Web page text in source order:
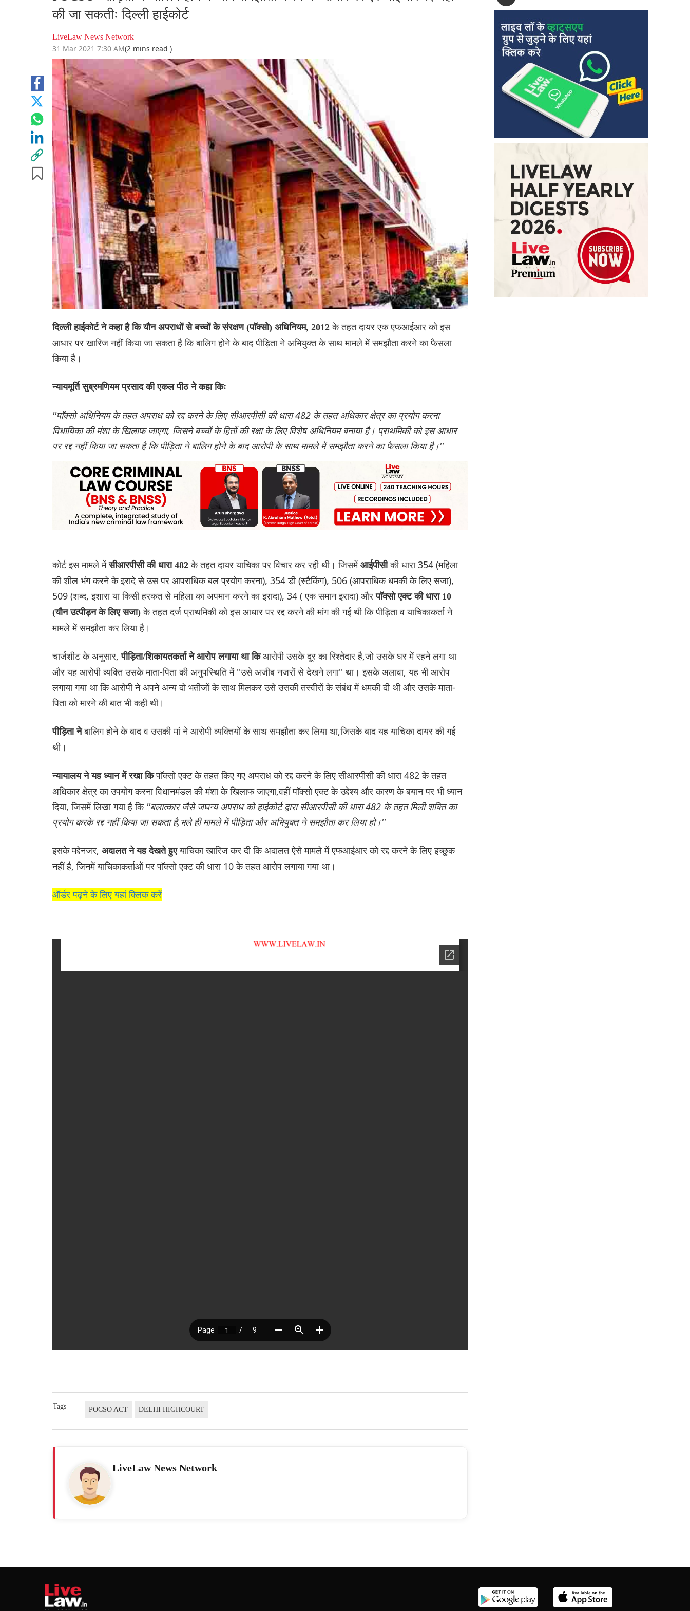
की जा सकतीः दिल्ली हाईकोर्ट
LiveLaw News Network
31 Mar 2021 7:30 AM(2 mins read )
दिल्ली हाईकोर्ट ने कहा है कि यौन अपराधों से बच्चों के संरक्षण (पाॅक्सो) अधिनियम, 2012 के तहत दायर एक एफआईआर को इस
आधार पर खारिज नहीं किया जा सकता है कि बालिग होने के बाद पीड़िता ने अभियुक्त के साथ मामले में समझौता करने का फैसला
किया है।
न्यायमूर्ति सुब्रमणियम प्रसाद की एकल पीठ ने कहा किः
''पाॅक्सो अधिनियम के तहत अपराध को रद्द करने के लिए सीआरपीसी की धारा 482 के तहत अधिकार क्षेत्र का प्रयोग करना
विधायिका की मंशा के खिलाफ जाएगा, जिसने बच्चों के हितों की रक्षा के लिए विशेष अधिनियम बनाया है। प्राथमिकी को इस आधार
पर रद्द नहीं किया जा सकता है कि पीड़िता ने बालिग होने के बाद आरोपी के साथ मामले में समझौता करने का फैसला किया है।''
कोर्ट इस मामले मेंसीआरपीसी की धारा 482 के तहत दायर याचिका पर विचार कर रही थी। जिसमेंआईपीसीकी धारा 354 (महिला
की शील भंग करने के इरादे से उस पर आपराधिक बल प्रयोग करना), 354 डी (स्टैकिंग), 506 (आपराधिक धमकी के लिए सजा),
509 (शब्द, इशारा या किसी हरकत से महिला का अपमान करने का इरादा), 34 ( एक समान इरादा) औरपाॅक्सो एक्ट की धारा 10
(यौन उत्पीड़न के लिए सजा)के तहत दर्ज प्राथमिकी को इस आधार पर रद्द करने की मांग की गई थी कि पीड़िता व याचिकाकर्ता ने
मामले में समझौता कर लिया है।
चार्जशीट के अनुसार,पीड़िता/शिकायतकर्ता ने आरोप लगाया था किआरोपी उसके दूर का रिश्तेदार है,जो उसके घर में रहने लगा था
और यह आरोपी व्यक्ति उसके माता-पिता की अनुपस्थिति में ''उसे अजीब नजरों से देखने लगा'' था। इसके अलावा, यह भी आरोप
लगाया गया था कि आरोपी ने अपने अन्य दो भतीजों के साथ मिलकर उसे उसकी तस्वीरों के संबंध में धमकी दी थी और उसके माता-
पिता को मारने की बात भी कही थी।
पीड़िता नेबालिग होने के बाद व उसकी मां ने आरोपी व्यक्तियों के साथ समझौता कर लिया था,जिसके बाद यह याचिका दायर की गई
थी।
न्यायालय ने यह ध्यान में रखा किपाॅक्सो एक्ट के तहत किए गए अपराध को रद्द करने के लिए सीआरपीसी की धारा 482 के तहत
अधिकार क्षेत्र का उपयोग करना विधानमंडल की मंशा के खिलाफ जाएगा,वहीं पाॅक्सो एक्ट के उद्देश्य और कारण के बयान पर भी ध्यान
दिया, जिसमें लिखा गया है कि ''बलात्कार जैसे जघन्य अपराध को हाईकोर्ट द्वारा सीआरपीसी की धारा 482 के तहत मिली शक्ति का
प्रयोग करके रद्द नहीं किया जा सकता है,भले ही मामले में पीड़िता और अभियुक्त ने समझौता कर लिया हो।''
इसके मद्देनजर, अदालत ने यह देखते हुएयाचिका खारिज कर दी कि अदालत ऐसे मामले में एफआईआर को रद्द करने के लिए इच्छुक
नहीं है, जिनमें याचिकाकर्ताओं पर पाॅक्सो एक्ट की धारा 10 के तहत आरोप लगाया गया था।
ऑर्डर पढ़ने के लिए यहां क्लिक करें
Tags POCSO ACT DELHI HIGHCOURT
LiveLaw News Network